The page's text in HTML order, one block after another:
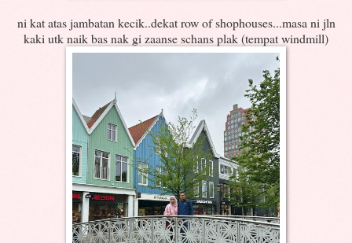
ni kat atas jambatan kecik..dekat row of shophouses...masa ni jln
kaki utk naik bas nak gi zaanse schans plak (tempat windmill)